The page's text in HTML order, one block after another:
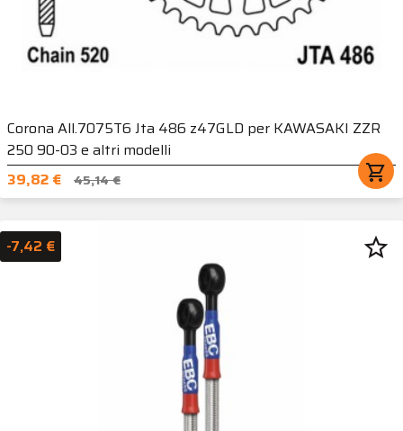
Corona All.7075T6 Jta 486 z47GLD per KAWASAKI ZZR
250 90-03 e altri modelli
39,82 €
45,14 € shopping_cart
-7,42 € star_border